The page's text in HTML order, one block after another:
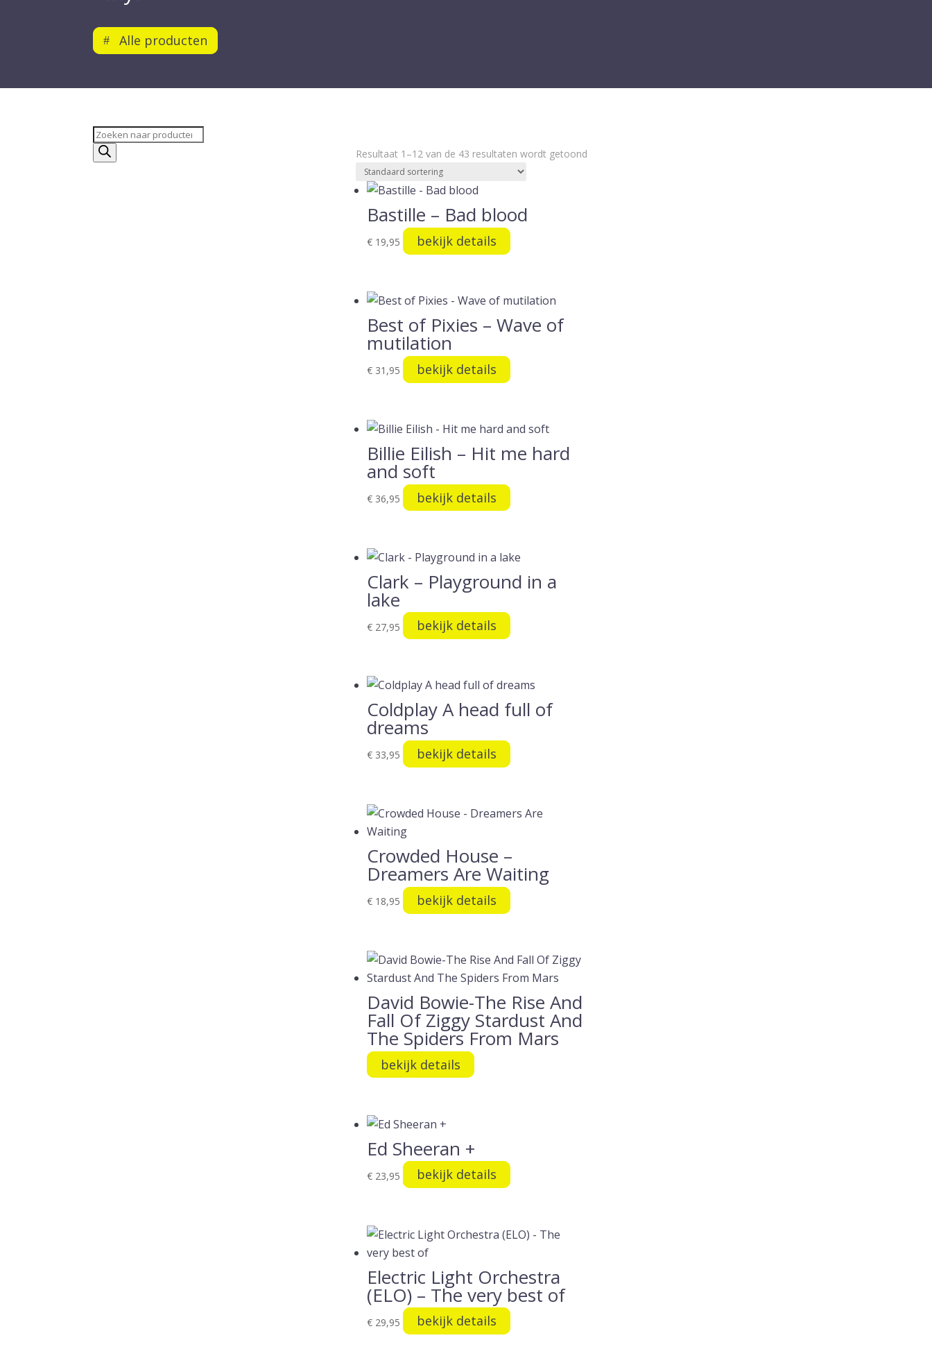
Alle producten
Producten
zoeken
Resultaat 1–12 van de 43 resultaten wordt getoond
Bastille – Bad blood
€19,95 bekijk details
Best of Pixies – Wave of
mutilation
€31,95 bekijk details
Billie Eilish – Hit me hard
and soft
€36,95 bekijk details
Clark – Playground in a
lake
€27,95 bekijk details
Coldplay A head full of
dreams
€33,95 bekijk details
Crowded House –
Dreamers Are Waiting
€18,95 bekijk details
David Bowie-The Rise And
Fall Of Ziggy Stardust And
The Spiders From Mars
bekijk details
Ed Sheeran +
€23,95 bekijk details
Electric Light Orchestra
(ELO) – The very best of
€29,95 bekijk details